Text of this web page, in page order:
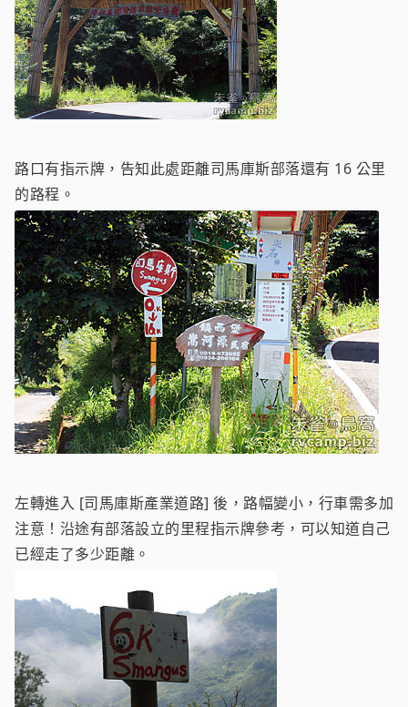
路口有指示牌，告知此處距離司馬庫斯部落還有 16 公里
的路程。
左轉進入 [司馬庫斯產業道路] 後，路幅變小，行車需多加
注意！沿途有部落設立的里程指示牌參考，可以知道自己
已經走了多少距離。